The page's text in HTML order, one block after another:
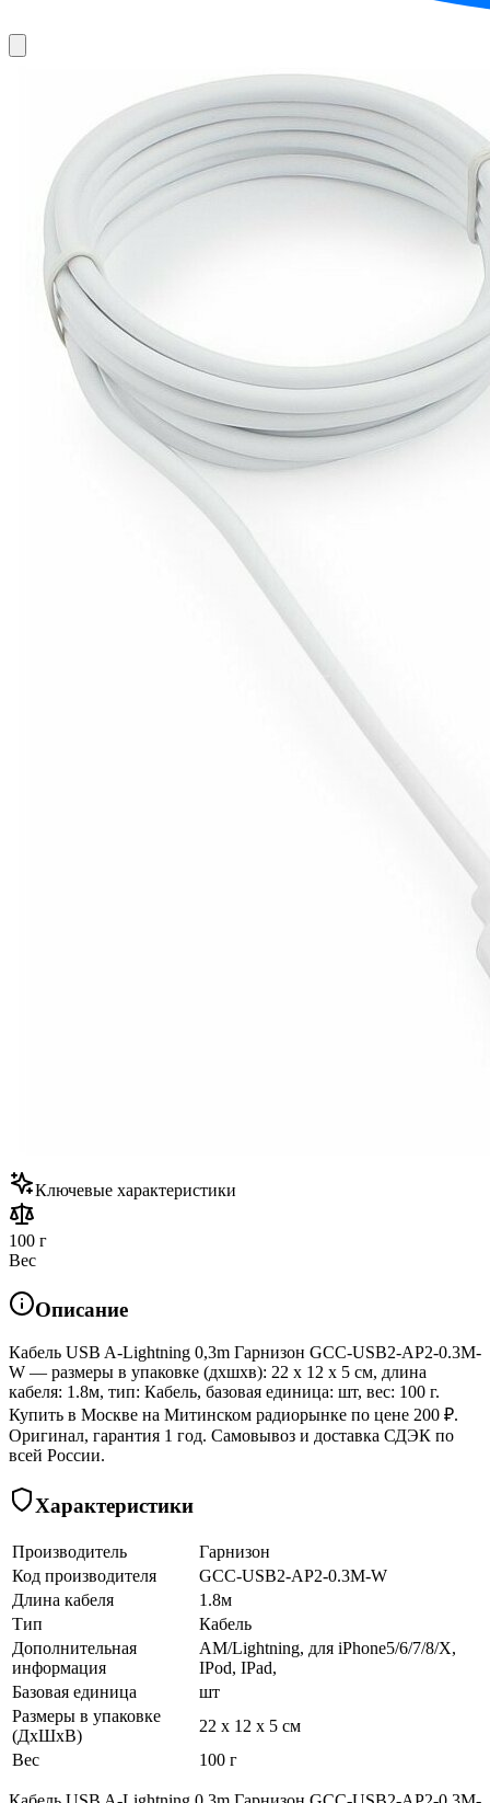
Ключевые характеристики
100 г
Вес
Описание
Кабель USB A-Lightning 0,3m Гарнизон GCC-USB2-AP2-0.3M-
W — размеры в упаковке (дхшхв): 22 x 12 x 5 см, длина
кабеля: 1.8м, тип: Кабель, базовая единица: шт, вес: 100 г.
Купить в Москве на Митинском радиорынке по цене 200 ₽.
Оригинал, гарантия 1 год. Самовывоз и доставка СДЭК по
всей России.
Характеристики
Производитель
Гарнизон
Код производителя
GCC-USB2-AP2-0.3M-W
Длина кабеля
1.8м
Тип
Кабель
Дополнительная
информация
AM/Lightning, для iPhone5/6/7/8/X,
IPod, IPad,
Базовая единица
шт
Размеры в упаковке
(ДхШхВ)
22 x 12 x 5 см
Вес
100 г